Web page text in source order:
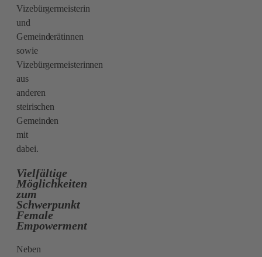
Vizebürgermeisterin
und
Gemeinderätinnen
sowie
Vizebürgermeisterinnen
aus
anderen
steirischen
Gemeinden
mit
dabei.
Vielfältige
Möglichkeiten
zum
Schwerpunkt
Female
Empowerment
Neben